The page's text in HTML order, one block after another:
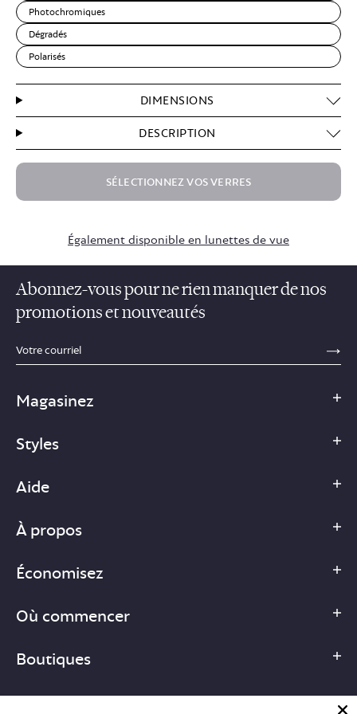
Photochromiques
Dégradés
Polarisés
DIMENSIONS
DESCRIPTION
SÉLECTIONNEZ VOS VERRES
Également disponible en lunettes de vue
Abonnez-vous pour ne rien manquer de nos
promotions et nouveautés
sections.footer.email_field_ada_label
Magasinez
Styles
Aide
À propos
Économisez
Où commencer
Boutiques